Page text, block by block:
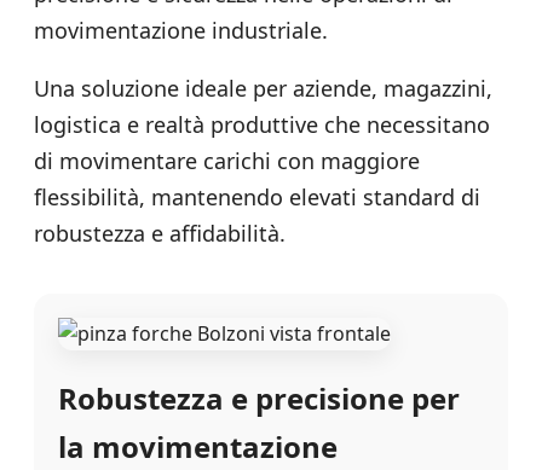
movimentazione industriale.
Una soluzione ideale per aziende, magazzini,
logistica e realtà produttive che necessitano
di movimentare carichi con maggiore
flessibilità, mantenendo elevati standard di
robustezza e affidabilità.
Robustezza e precisione per
la movimentazione